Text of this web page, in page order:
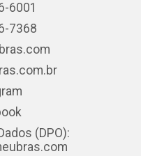
6001
7368
(DPO):